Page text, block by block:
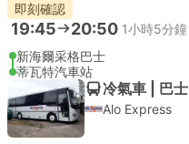
即刻確認
19:45 20:50 1小時5分鐘
新海爾采格巴士
蒂瓦特汽車站
冷氣車 | 巴士
Alo Express